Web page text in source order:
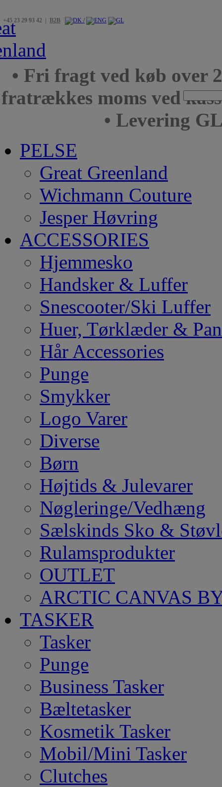
+45 23 29 93 42 | B2B
• Fri fragt ved køb over
fratrækkes moms ved
• Levering
PELSE
Great Greenland
Wichmann Couture
Jesper Høvring
ACCESSORIES
Hjemmesko
Handsker & Luffer
Snescooter/Ski Luffer
Huer, Tørklæder &
Hår Accessories
Punge
Smykker
Logo Varer
Diverse
Børn
Højtids & Julevarer
Nøgleringe/Vedhæng
Sælskinds Sko &
Rulamsprodukter
OUTLET
ARCTIC CANVAS
TASKER
Tasker
Punge
Business Tasker
Bæltetasker
Kosmetik Tasker
Mobil/Mini Tasker
Clutches